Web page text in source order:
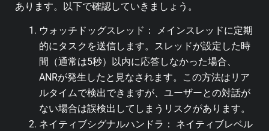
あります。以下で確認していきましょう。
ウォッチドッグスレッド： メインスレッドに定期
的にタスクを送信します。スレッドが設定した時
間（通常は5秒）以内に応答しなかった場合、
ANRが発生したと見なされます。この方法はリア
ルタイムで検出できますが、ユーザーとの対話が
ない場合は誤検出してしまうリスクがあります。
ネイティブシグナルハンドラ： ネイティブレベル